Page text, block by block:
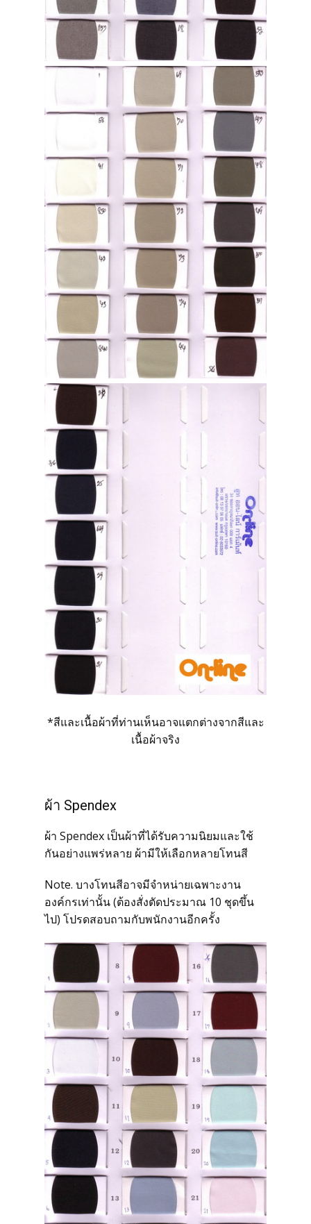
*สีและเนื้อผ้าที่ท่านเห็นอาจแตกต่างจากสีและ
เนื้อผ้าจริง
ผ้า Spendex
ผ้า Spendex เป็นผ้าที่ได้รับความนิยมและใช้
กันอย่างแพร่หลาย ผ้ามีให้เลือกหลายโทนสี
Note. บางโทนสีอาจมีจำหน่ายเฉพาะงาน
องค์กรเท่านั้น (ต้องสั่งตัดประมาณ 10 ชุดขึ้น
ไป) โปรดสอบถามกับพนักงานอีกครั้ง